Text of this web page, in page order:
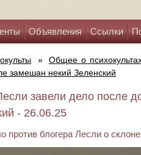
Объявления Ссылки
» Общее о
замешан некий Зеленский
завели дело после
- 26.06.25
против блогера Лесли о